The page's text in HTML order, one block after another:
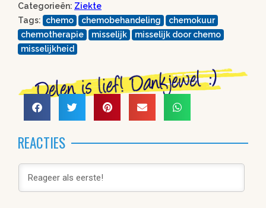
Categorieën: Ziekte
Tags:
chemo chemobehandeling
chemokuur
chemotherapie
misselijk
misselijk door chemo
misselijkheid
REACTIES